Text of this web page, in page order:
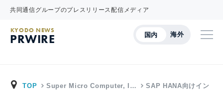
共同通信グループのプレスリリース配信メディア
国内 海外
KYODO NEWS
PRWIRE
TOP Super Micro Computer, I… SAP HANA向けイン